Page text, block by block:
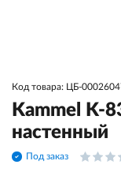
Код товара: ЦБ-
Kammel K-
настенный
Под заказ